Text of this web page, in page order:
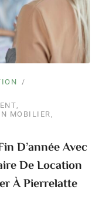
MOBILIER
D’année Avec
De Location
À Pierrelatte